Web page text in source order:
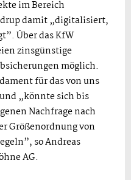
im Bereich
damit „digitalisiert,
Über das KfW
zinsgünstige
möglich.
für das von uns
„könnte sich bis
Nachfrage nach
Größenordnung von
so Andreas
AG.